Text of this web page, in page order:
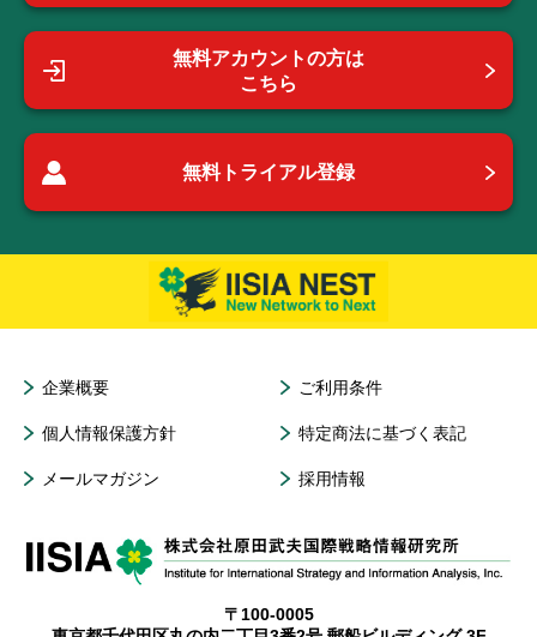
無料アカウントの方は
こちら
無料トライアル登録
企業概要 ご利用条件
個人情報保護方針 特定商法に基づく表記
メールマガジン 採用情報
〒100-0005